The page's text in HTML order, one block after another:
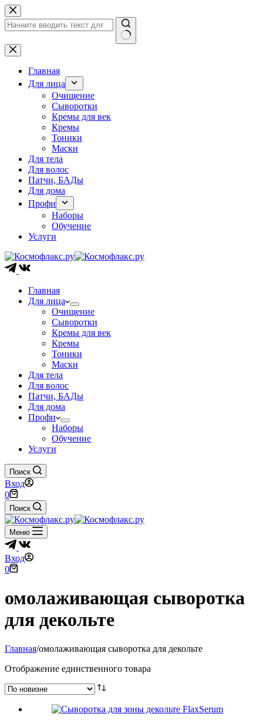
Перейти
к
сути
Ничего
не
найденоГлавная
Для лица
Очищение
Сыворотки
Кремы для век
Кремы
Тоники
Маски
Для тела
Для волос
Патчи, БАДы
Для дома
Профи
Наборы
Обучение
Услуги
Главная
Для лица
Очищение
Сыворотки
Кремы для век
Кремы
Тоники
Маски
Для тела
Для волос
Патчи, БАДы
Для дома
Профи
Наборы
Обучение
Услуги
Поиск
Вход
Корзина
0
Поиск
Меню
Вход
Корзина
0
омолаживающая сыворотка
для декольте
Главная/омолаживающая сыворотка для декольте
Отображение единственного товара